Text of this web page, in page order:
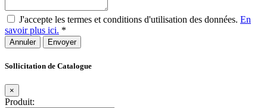
J'accepte les termes et conditions d'utilisation des données. En
savoir plus ici. *
Annuler
Sollicitation de Catalogue
×
Produit: